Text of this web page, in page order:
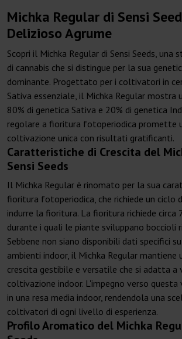
Michka Regular di Sensi
Delizioso Agrume
Scopri il Michka Regular di Sensi Seeds, una
di cannabis che si distingue per la sua
dominante. Progettato per i coltivatori in
Sativa essenziale, il Michka Regular mostra
80% di genetica Sativa e 20% di genetica
regolare a fioritura fotoperiodica promette
coltivazione unica con risultati gratificanti.
Caratteristiche di Crescita del
Sensi Seeds
Il Michka Regular è rinomato per la sua
fioritura fotoperiodica, che richiede un ciclo
indurre la fioritura. La fioritura richiede circa
durante i quali le piante sviluppano boccioli
Sebbene non siano disponibili dati specifici
ambienti indoor, il Michka Regular mantiene
crescita gestibile e versatile che si adatta a
coltivazione indoor. L'impegno verso questa
in una resa media indoor, rendendola una
coltivatori di ogni livello di esperienza.
Profilo Aromatico del Michka